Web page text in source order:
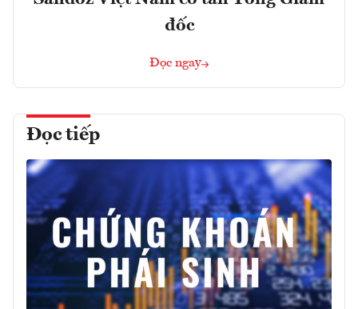
đốc
Đọc ngay
Đọc tiếp